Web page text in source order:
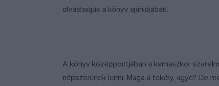
olvashatjuk a könyv ajánlójában.
A könyv középpontjában a kamaszkor
népszerűnek lenni. Maga a tökély, ugye? De